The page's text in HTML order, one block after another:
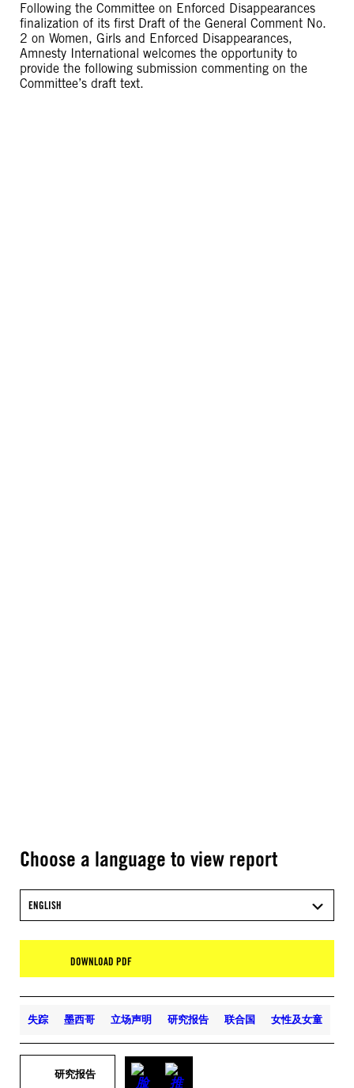
Following the Committee on Enforced Disappearances
finalization of its first Draft of the General Comment No.
2 on Women, Girls and Enforced Disappearances,
Amnesty International welcomes the opportunity to
provide the following submission commenting on the
Committee’s draft text.
Choose a language to view report
ENGLISH
DOWNLOAD PDF
失踪 墨西哥 立场声明 研究报告 联合国 女性及女童
研究报告